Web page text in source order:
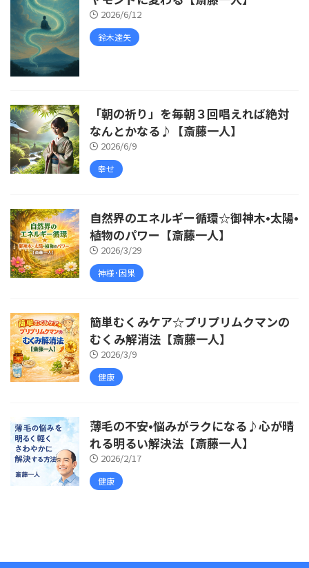
2026/6/12
鈴木達矢
「朝の祈り」を毎朝３回唱えれば絶対
なんとかなる♪【斎藤一人】
2026/6/9
幸せ
自然界のエネルギー循環☆御神木•太陽•
植物のパワー【斎藤一人】
2026/3/29
神様･因果
簡単むくみケア☆プリプリムクマンの
むくみ解消法【斎藤一人】
2026/3/9
健康
薄毛の不安•悩みがラクになる♪心が晴
れる明るい解決法【斎藤一人】
2026/2/17
健康